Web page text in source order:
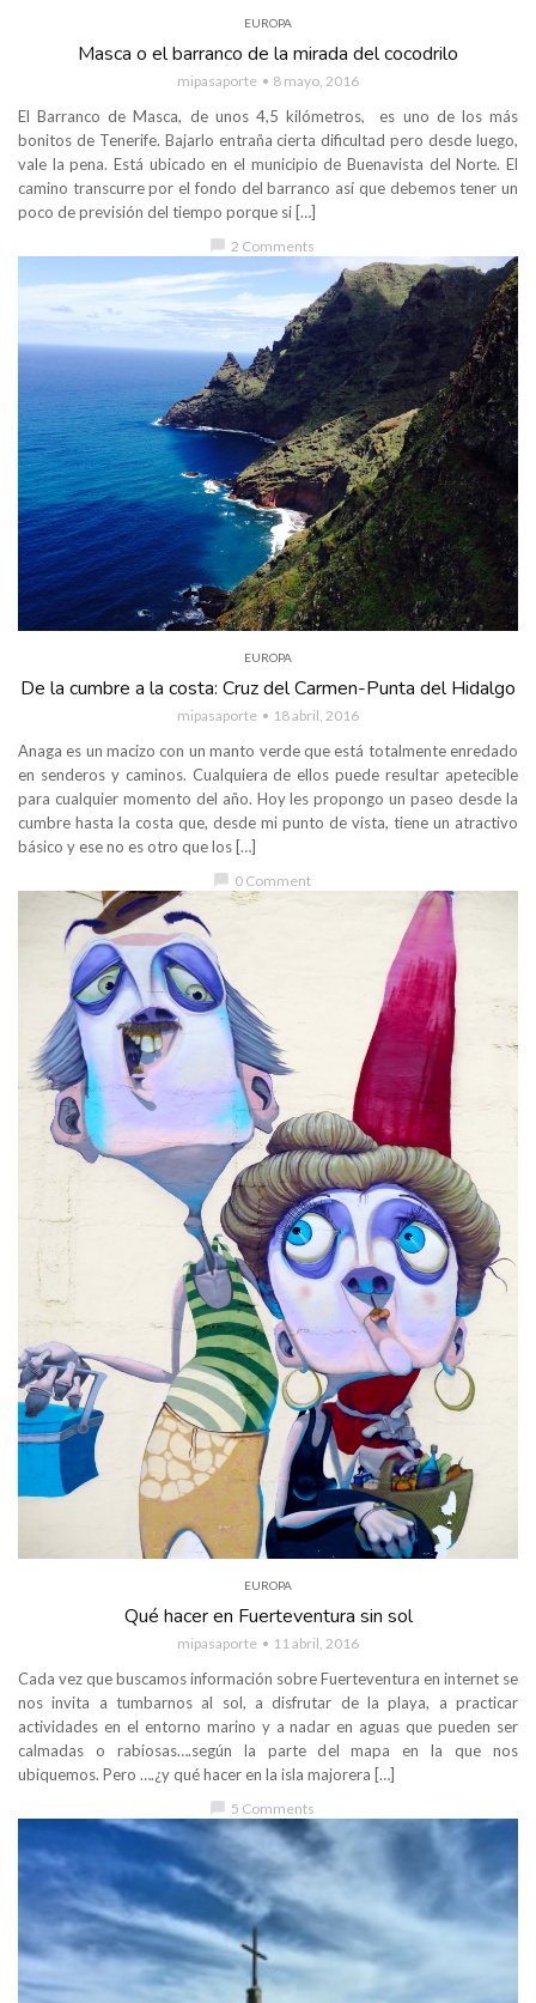
EUROPA
Masca o el barranco de la mirada del cocodrilo
mipasaporte 8 mayo, 2016
El Barranco de Masca, de unos 4,5 kilómetros, es uno de los más
bonitos de Tenerife. Bajarlo entraña cierta dificultad pero desde luego,
vale la pena. Está ubicado en el municipio de Buenavista del Norte. El
camino transcurre por el fondo del barranco así que debemos tener un
poco de previsión del tiempo porque si […]
2 Comments
EUROPA
De la cumbre a la costa: Cruz del Carmen-Punta del Hidalgo
mipasaporte 18 abril, 2016
Anaga es un macizo con un manto verde que está totalmente enredado
en senderos y caminos. Cualquiera de ellos puede resultar apetecible
para cualquier momento del año. Hoy les propongo un paseo desde la
cumbre hasta la costa que, desde mi punto de vista, tiene un atractivo
básico y ese no es otro que los […]
chat_bubble 0 Comment
EUROPA
Qué hacer en Fuerteventura sin sol
mipasaporte 11 abril, 2016
Cada vez que buscamos información sobre Fuerteventura en internet se
nos invita a tumbarnos al sol, a disfrutar de la playa, a practicar
actividades en el entorno marino y a nadar en aguas que pueden ser
calmadas o rabiosas….según la parte del mapa en la que nos
ubiquemos. Pero ….¿y qué hacer en la isla majorera […]
5 Comments